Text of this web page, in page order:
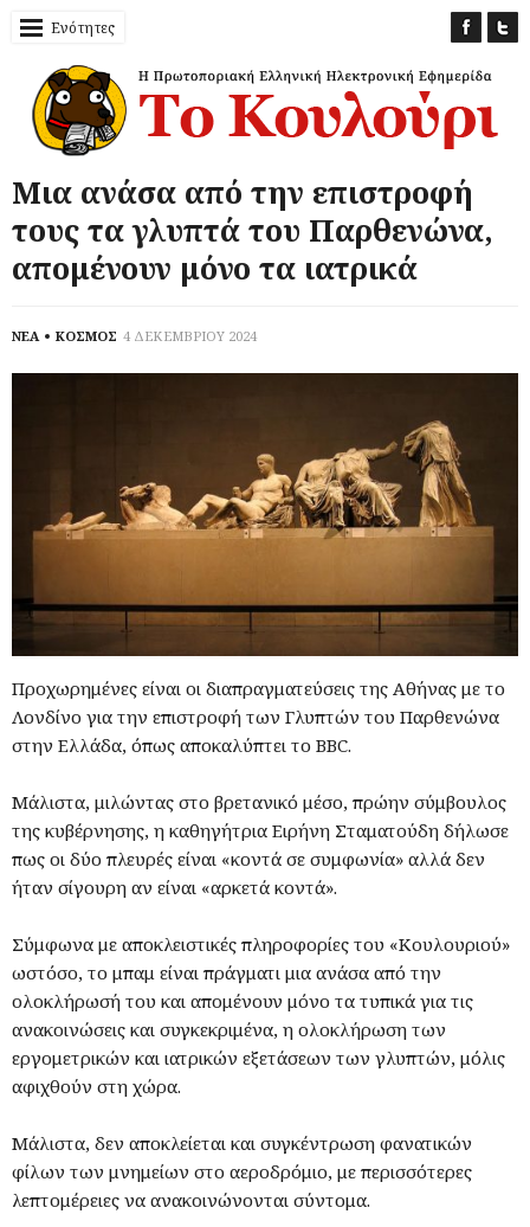
Ενότητες
Μια ανάσα από την επιστροφή
τους τα γλυπτά του Παρθενώνα,
απομένουν μόνο τα ιατρικά
ΝΕΑ ΚΟΣΜΟΣ 4 ΔΕΚΕΜΒΡΙΟΥ 2024
Προχωρημένες είναι οι διαπραγματεύσεις της Αθήνας με το
Λονδίνο για την επιστροφή των Γλυπτών του Παρθενώνα
στην Ελλάδα, όπως αποκαλύπτει το BBC.
Μάλιστα, μιλώντας στο βρετανικό μέσο, πρώην σύμβουλος
της κυβέρνησης, η καθηγήτρια Ειρήνη Σταματούδη δήλωσε
πως οι δύο πλευρές είναι «κοντά σε συμφωνία» αλλά δεν
ήταν σίγουρη αν είναι «αρκετά κοντά».
Σύμφωνα με αποκλειστικές πληροφορίες του «Κουλουριού»
ωστόσο, το μπαμ είναι πράγματι μια ανάσα από την
ολοκλήρωσή του και απομένουν μόνο τα τυπικά για τις
ανακοινώσεις και συγκεκριμένα, η ολοκλήρωση των
εργομετρικών και ιατρικών εξετάσεων των γλυπτών, μόλις
αφιχθούν στη χώρα.
Μάλιστα, δεν αποκλείεται και συγκέντρωση φανατικών
φίλων των μνημείων στο αεροδρόμιο, με περισσότερες
λεπτομέρειες να ανακοινώνονται σύντομα.